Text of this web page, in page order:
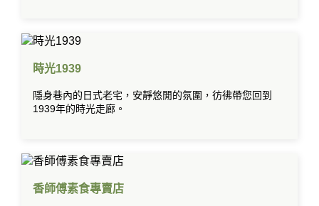
時光1939
隱身巷內的日式老宅，安靜悠閒的氛圍，彷彿帶您回到
1939年的時光走廊。
香師傅素食專賣店